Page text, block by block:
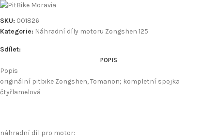
SKU: 001826
Kategorie: Náhradní díly motoru Zongshen 125
Sdílet:
POPIS
Popis
originální pitbike Zongshen, Tomanon; kompletní spojka
čtyřlamelová
náhradní díl pro motor: